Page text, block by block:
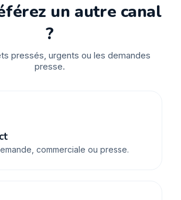
un autre canal
?
pressés, urgents ou les demandes
presse.
commerciale ou presse.